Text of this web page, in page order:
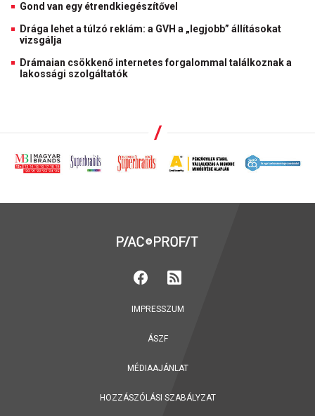
Gond van egy étrendkiegészítővel
Drága lehet a túlzó reklám: a GVH a „legjobb” állításokat
vizsgálja
Drámaian csökkenő internetes forgalommal találkoznak a
lakossági szolgáltatók
IMPRESSZUM
ÁSZF
MÉDIAAJÁNLAT
HOZZÁSZÓLÁSI SZABÁLYZAT